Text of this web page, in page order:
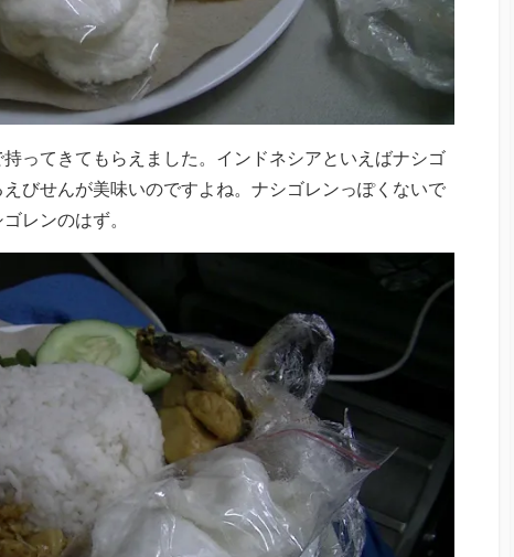
ってきてもらえました。インドネシアといえばナシゴ
びせんが美味いのですよね。ナシゴレンっぽくないで
レンのはず。